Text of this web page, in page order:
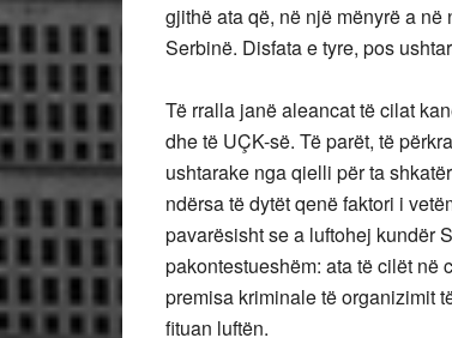
gjithë ata që, në një mënyrë a në
Serbinë. Disfata e tyre, pos
Të rralla janë aleancat të cilat
dhe të UÇK-së. Të parët, të
ushtarake nga qielli për ta
ndërsa të dytët qenë faktori i
pavarësisht se a luftohej kundër
pakontestueshëm: ata të cilët në
premisa kriminale të organizimit
fituan luftën.